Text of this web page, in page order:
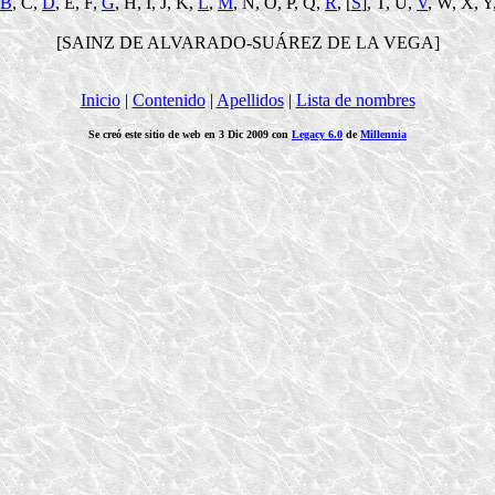
[SAINZ DE ALVARADO-SUÁREZ DE LA VEGA]
Inicio| Contenido|Apellidos|Lista de nombres
Se creó este sitio de web en 3 Dic 2009 conLegacy 6.0de Millennia